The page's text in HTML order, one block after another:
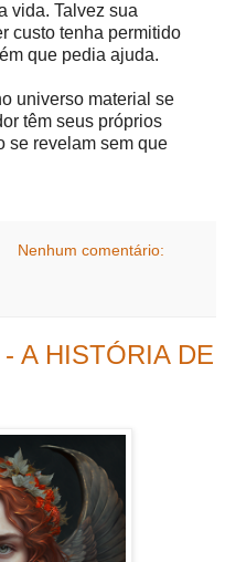
vida. Talvez sua
custo tenha permitido
que pedia ajuda.
universo material se
têm seus próprios
se revelam sem que
Nenhum comentário:
A HISTÓRIA DE